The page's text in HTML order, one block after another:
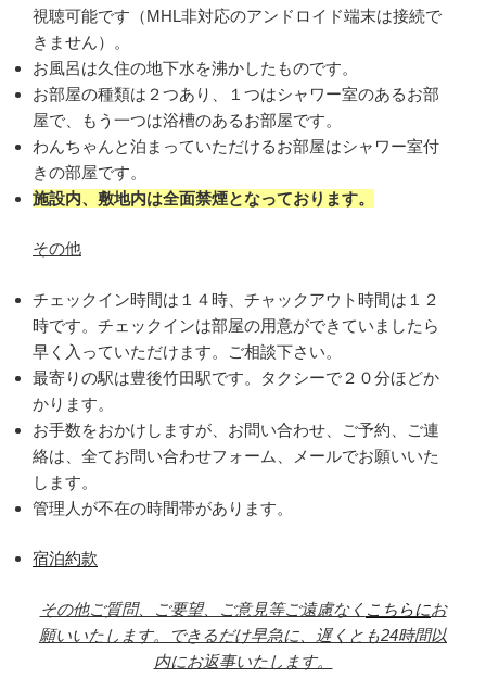
視聴可能です（MHL非対応のアンドロイド端末は接続で
きません）。
お風呂は久住の地下水を沸かしたものです。
お部屋の種類は２つあり、１つはシャワー室のあるお部
屋で、もう一つは浴槽のあるお部屋です。
わんちゃんと泊まっていただけるお部屋はシャワー室付
きの部屋です。
施設内、敷地内は全面禁煙となっております。
その他
チェックイン時間は１４時、チャックアウト時間は１２
時です。チェックインは部屋の用意ができていましたら
早く入っていただけます。ご相談下さい。
最寄りの駅は豊後竹田駅です。タクシーで２０分ほどか
かります。
お手数をおかけしますが、お問い合わせ、ご予約、ご連
絡は、全てお問い合わせフォーム、メールでお願いいた
します。
管理人が不在の時間帯があります。
宿泊約款
その他ご質問、ご要望、ご意見等ご遠慮なく こちらにお
願いいたします。できるだけ早急に、遅くとも24時間以
内にお返事いたします。